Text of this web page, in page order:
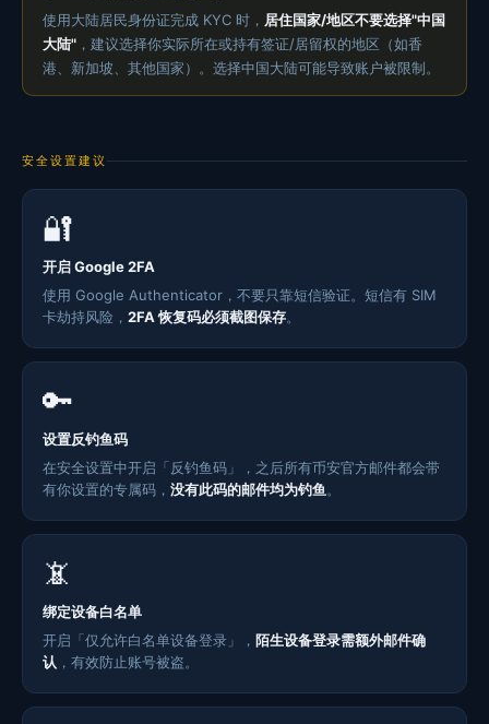
使用大陆居民身份证完成 KYC 时， 居住国家/地区不要选择"中国
大陆" ，建议选择你实际所在或持有签证/居留权的地区（如香
港、新加坡、其他国家）。选择中国大陆可能导致账户被限制。
安全设置建议
🔐
开启 Google 2FA
使用 Google Authenticator，不要只靠短信验证。短信有 SIM
卡劫持风险， 2FA 恢复码必须截图保存。
🔑
设置反钓鱼码
在安全设置中开启「反钓鱼码」，之后所有币安官方邮件都会带
有你设置的专属码， 没有此码的邮件均为钓鱼。
📵
绑定设备白名单
开启「仅允许白名单设备登录」， 陌生设备登录需额外邮件确
认 ，有效防止账号被盗。